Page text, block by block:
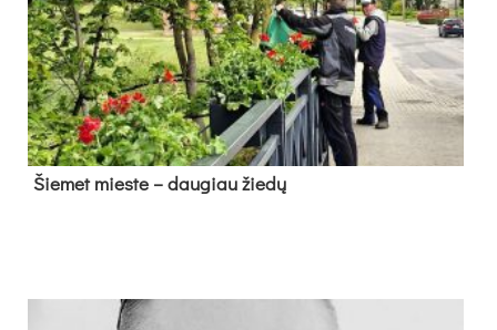
Šie­met mies­te – dau­giau žie­dų